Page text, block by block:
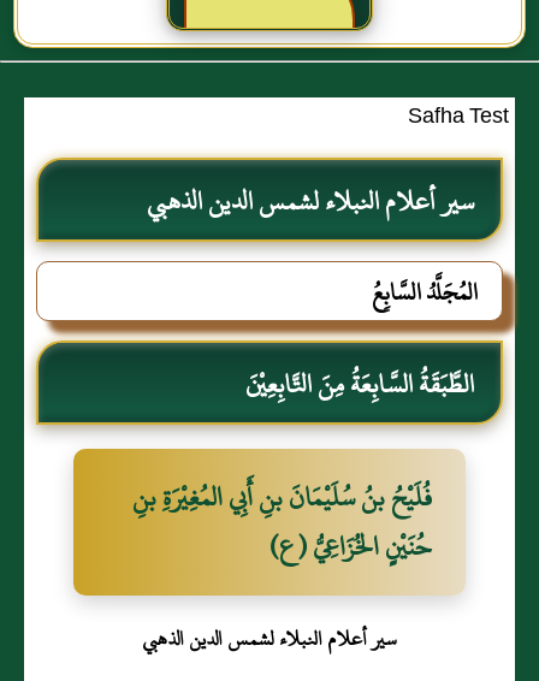
Safha Test
سير أعلام النبلاء لشمس الدين الذهبي
المُجَلَّدُ السَّابِعُ
الطَّبَقَةُ السَّابِعَةُ مِنَ التَّابِعِيْنَ
فُلَيْحُ بنُ سُلَيْمَانَ بنِ أَبِي المُغِيْرَةِ بنِ
حُنَيْنٍ الخُزَاعِيُّ (ع)
سير أعلام النبلاء لشمس الدين الذهبي